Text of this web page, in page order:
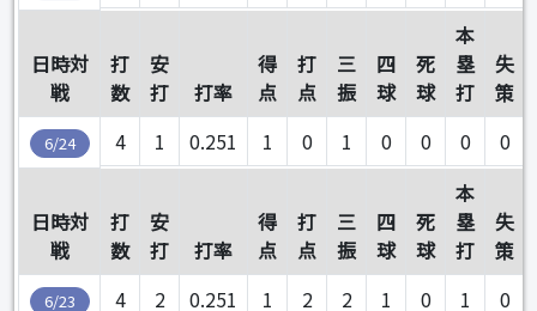
日時対
戦
打
数
安
打
打率
得
点
打
点
三
振
四
球
死
球
本
塁
打
失
策
6/24 4 1 0.251 1 0 1 0 0 0 0
日時対
戦
打
数
安
打
打率
得
点
打
点
三
振
四
球
死
球
本
塁
打
失
策
6/23 4 2 0.251 1 2 2 1 0 1 0